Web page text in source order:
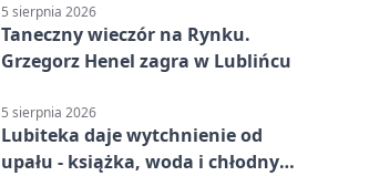
5 sierpnia 2026
Taneczny wieczór na Rynku.
Grzegorz Henel zagra w Lublińcu
5 sierpnia 2026
Lubiteka daje wytchnienie od
upału - książka, woda i chłodny